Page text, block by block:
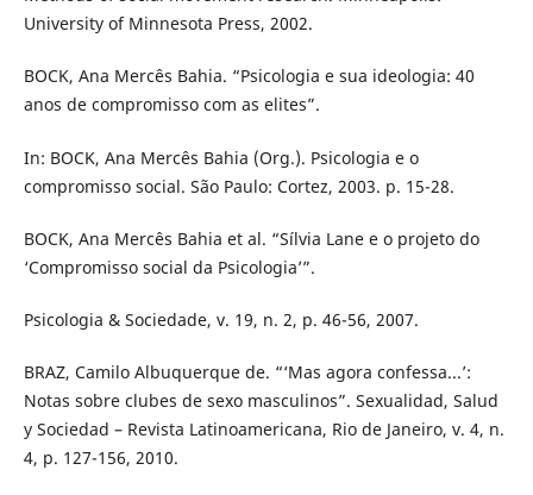
University of Minnesota Press, 2002.
BOCK, Ana Mercês Bahia. “Psicologia e sua ideologia: 40
anos de compromisso com as elites”.
In: BOCK, Ana Mercês Bahia (Org.). Psicologia e o
compromisso social. São Paulo: Cortez, 2003. p. 15-28.
BOCK, Ana Mercês Bahia et al. “Sílvia Lane e o projeto do
‘Compromisso social da Psicologia’”.
Psicologia & Sociedade, v. 19, n. 2, p. 46-56, 2007.
BRAZ, Camilo Albuquerque de. “‘Mas agora confessa...’:
Notas sobre clubes de sexo masculinos”. Sexualidad, Salud
y Sociedad – Revista Latinoamericana, Rio de Janeiro, v. 4, n.
4, p. 127-156, 2010.